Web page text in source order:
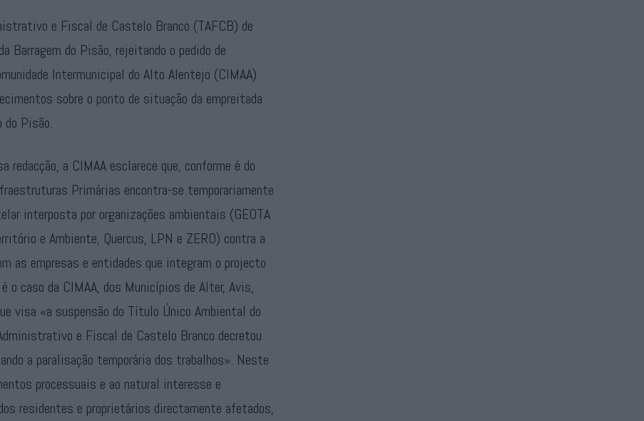
e Fiscal de Castelo Branco (TAFCB) de
Barragem do Pisão, rejeitando o pedido de
Intermunicipal do Alto Alentejo (CIMAA)
sobre o ponto de situação da empreitada
do Pisão.
redacção, a CIMAA esclarece que, conforme é do
Primárias encontra-se temporariamente
interposta por organizações ambientais (GEOTA
e Ambiente, Quercus, LPN e ZERO) contra a
as empresas e entidades que integram o projecto
o caso da CIMAA, dos Municípios de Alter, Avis,
visa «a suspensão do Título Único Ambiental do
e Fiscal de Castelo Branco decretou
a paralisação temporária dos trabalhos». Neste
processuais e ao natural interesse e
residentes e proprietários directamente afetados,